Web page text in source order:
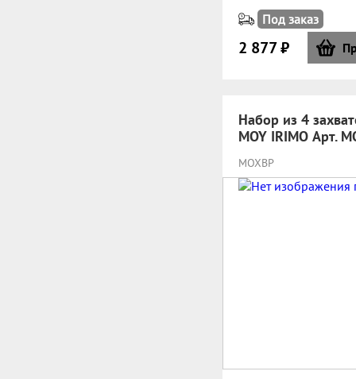
Под заказ
2 877 ₽
Набор из 4
MOY IRIMO Арт.
MOXBP